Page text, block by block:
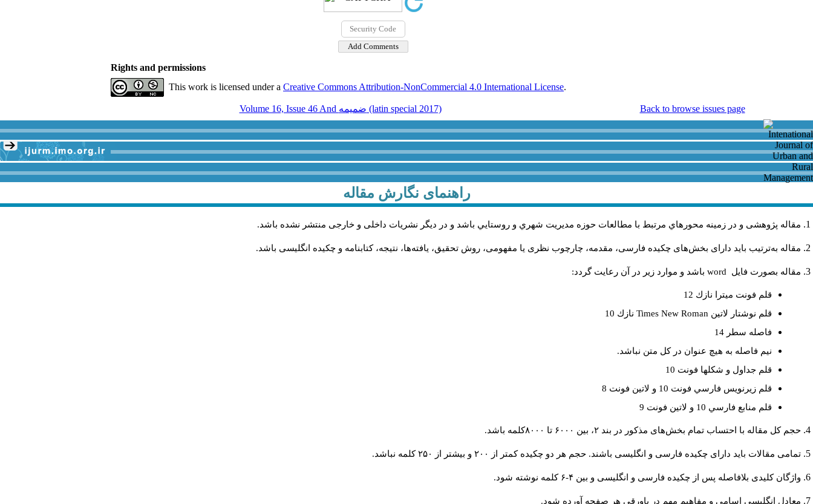
Rights and permissions
This work is licensed under a Creative Commons Attribution-NonCommercial 4.0 International License.
Volume 16, Issue 46 And ضميمه (latin special 2017) Back to browse issues page
راهنمای نگارش مقاله
مقاله پژوهشی و در زمینه محورهاي مرتبط با مطالعات حوزه مديريت شهري و روستايي باشد و در دیگر نشریات داخلی و خارجی منتشر نشده باشد.
مقاله به‌ترتیب باید دارای بخش‌های چکیده فارسی، مقدمه، چارچوب نظری یا مفهومی، روش تحقیق، یافته‌ها، نتیجه، کتابنامه و چکیده انگلیسی باشد.
مقاله بصورت فايل word باشد و موارد زير در آن رعايت گردد:
قلم فونت ميترا نازك 12
قلم نوشتار لاتين Times New Roman نازك 10
فاصله سطر 14
نيم فاصله به هيچ عنوان در كل متن نباشد.
قلم جداول و شكلها فونت 10
قلم زيرنويس فارسي فونت 10 و لاتين فونت 8
قلم منابع فارسي 10 و لاتين فونت 9
حجم کل مقاله با احتساب تمام بخش‌های مذکور در بند ۲، بین ۶۰۰۰ تا ۸۰۰۰کلمه باشد.
تمامی مقالات باید دارای چکیده فارسی و انگلیسی باشند. حجم هر دو چکیده کمتر از ۲۰۰ و بیشتر از ۲۵۰ کلمه نباشد.
واژگان کلیدی بلافاصله پس از چکیده فارسی و انگلیسی و بین ۴-۶ کلمه نوشته شود.
معادل انگلیسی اسامی و مفاهیم مهم در پاورقی هر صفحه آورده شود.